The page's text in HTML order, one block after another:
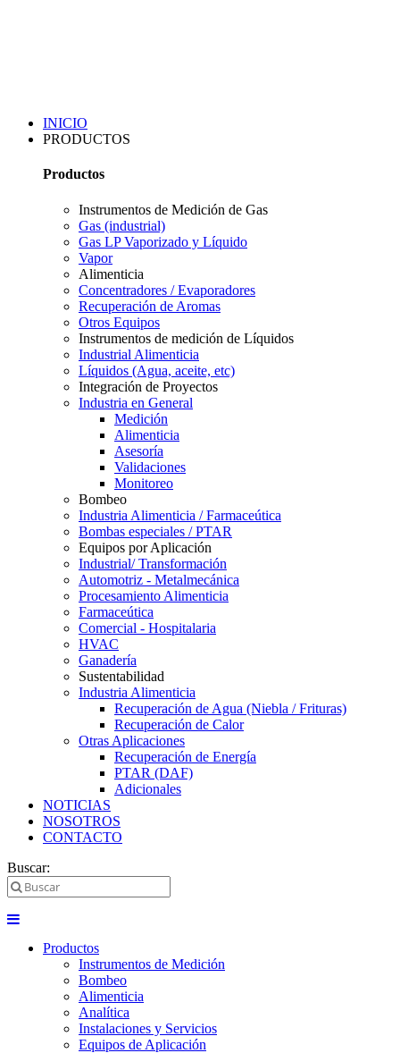
INICIO
PRODUCTOS
Productos
Instrumentos de Medición de Gas
Gas (industrial)
Gas LP Vaporizado y Líquido
Vapor
Alimenticia
Concentradores / Evaporadores
Recuperación de Aromas
Otros Equipos
Instrumentos de medición de Líquidos
Industrial Alimenticia
Líquidos (Agua, aceite, etc)
Integración de Proyectos
Industria en General
Medición
Alimenticia
Asesoría
Validaciones
Monitoreo
Bombeo
Industria Alimenticia / Farmaceútica
Bombas especiales / PTAR
Equipos por Aplicación
Industrial/ Transformación
Automotriz - Metalmecánica
Procesamiento Alimenticia
Farmaceútica
Comercial - Hospitalaria
HVAC
Ganadería
Sustentabilidad
Industria Alimenticia
Recuperación de Agua (Niebla / Frituras)
Recuperación de Calor
Otras Aplicaciones
Recuperación de Energía
PTAR (DAF)
Adicionales
NOTICIAS
NOSOTROS
CONTACTO
Buscar:
Productos
Instrumentos de Medición
Bombeo
Alimenticia
Analítica
Instalaciones y Servicios
Equipos de Aplicación